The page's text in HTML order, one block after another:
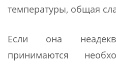
температуры, общая
Если она
принимаются